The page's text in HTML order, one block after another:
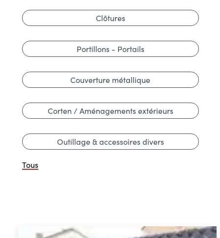
Clôtures
Portillons - Portails
Couverture métallique
Corten / Aménagements extérieurs
Outillage & accessoires divers
Tous